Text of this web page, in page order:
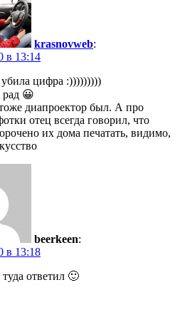
krasnovweb:
в 13:14
цифра :)))))))))
😀
диапроектор был. А про
отец всегда говорил, что
их дома печатать, видимо,
beerkeen:
в 13:18
ответил 🙂